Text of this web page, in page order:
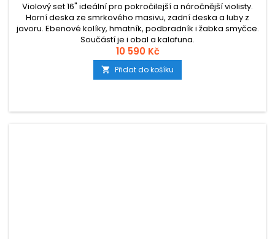
Violový set 16" ideální pro pokročilejší a náročnější violisty.
Horní deska ze smrkového masivu, zadní deska a luby z
javoru. Ebenové kolíky, hmatník, podbradník i žabka smyčce.
Součástí je i obal a kalafuna.
10 590 Kč
 Přidat do košíku